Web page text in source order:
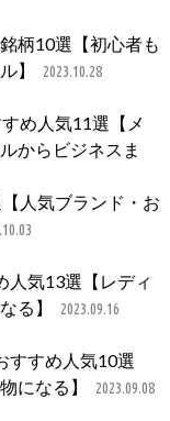
柄10選【初心者も
】
2023.10.28
め人気11選【メ
からビジネスま
人気ブランド・お
人気13選【レディ
る】
2023.09.16
すすめ人気10選
になる】
2023.09.08